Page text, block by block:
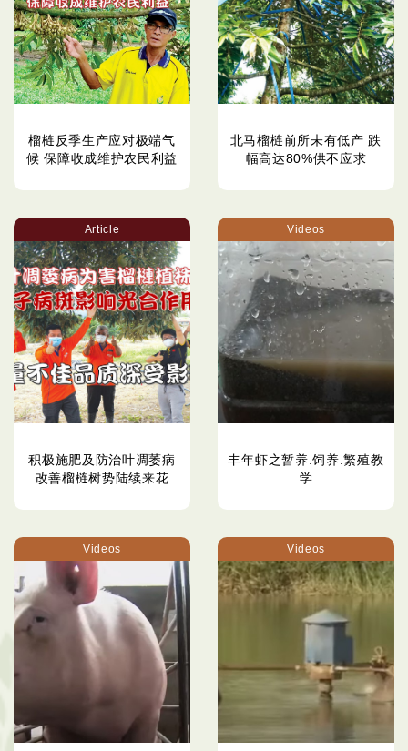
榴梿反季生产应对极端气
候 保障收成维护农民利益
北马榴梿前所未有低产 跌
幅高达80%供不应求
Article
积极施肥及防治叶凋萎病
改善榴梿树势陆续来花
Videos
丰年虾之暂养.饲养.繁殖教
学
Videos Videos